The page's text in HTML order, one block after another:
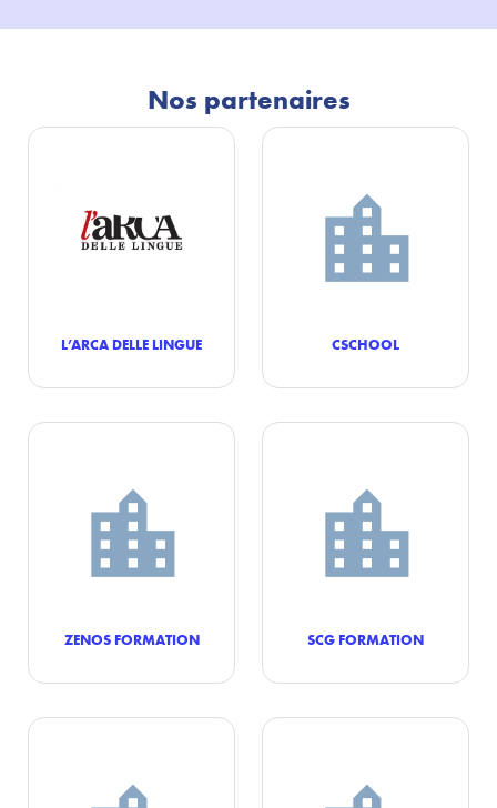
Nos partenaires
L’ARCA DELLE LINGUE CSCHOOL
ZENOS FORMATION SCG FORMATION